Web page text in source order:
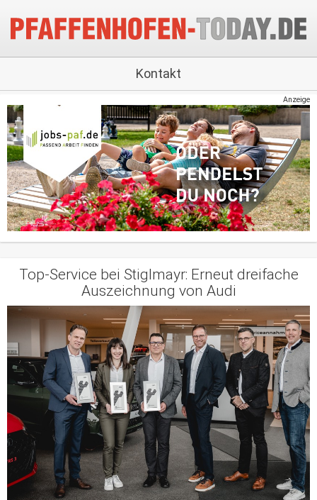
Kontakt
Anzeige
Top-Service bei Stiglmayr: Erneut dreifache
Auszeichnung von Audi